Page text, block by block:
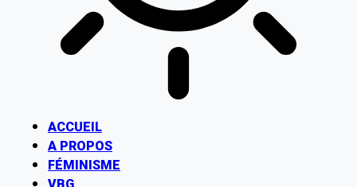
ACCUEIL
A PROPOS
FÉMINISME